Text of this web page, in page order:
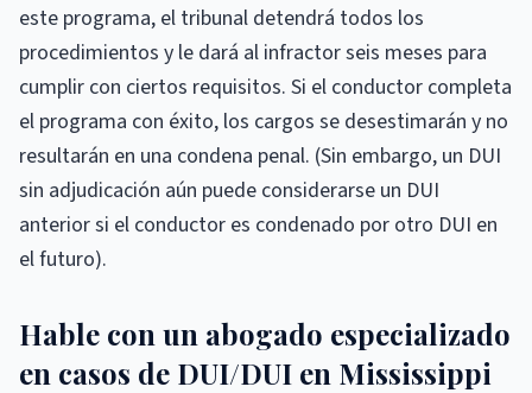
este programa, el tribunal detendrá todos los
procedimientos y le dará al infractor seis meses para
cumplir con ciertos requisitos. Si el conductor completa
el programa con éxito, los cargos se desestimarán y no
resultarán en una condena penal. (Sin embargo, un DUI
sin adjudicación aún puede considerarse un DUI
anterior si el conductor es condenado por otro DUI en
el futuro).
Hable con un abogado especializado
en casos de DUI/DUI en Mississippi